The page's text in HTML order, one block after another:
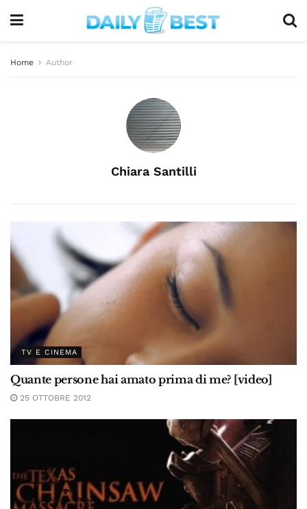
Home Author
Chiara Santilli
TV E CINEMA
Quante persone hai amato prima di me? [video]
25 OTTOBRE 2012